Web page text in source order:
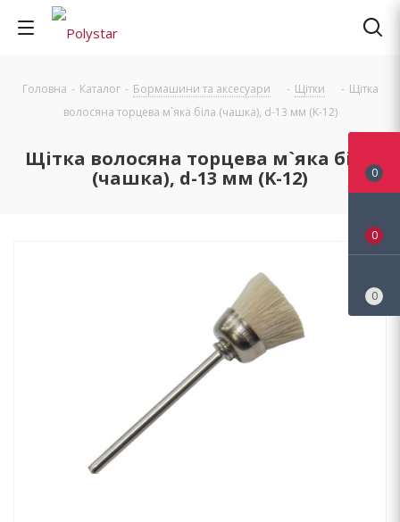
Головна - Каталог - Бормашини та аксесуари - Щітки - Щітка
волосяна торцева м`яка біла (чашка), d-13 мм (K-12)
Щітка волосяна торцева м`яка біла
(чашка), d-13 мм (K-12)
0
0
0